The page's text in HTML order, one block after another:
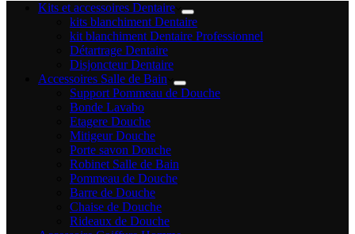
Kits et accessoires Dentaire
kits blanchiment Dentaire
kit blanchiment Dentaire Professionnel
Détartrage Dentaire
Disjoncteur Dentaire
Accessoires Salle de Bain
Support Pommeau de Douche
Bonde Lavabo
Etagere Douche
Mitigeur Douche
Porte savon Douche
Robinet Salle de Bain
Pommeau de Douche
Barre de Douche
Chaise de Douche
Rideaux de Douche